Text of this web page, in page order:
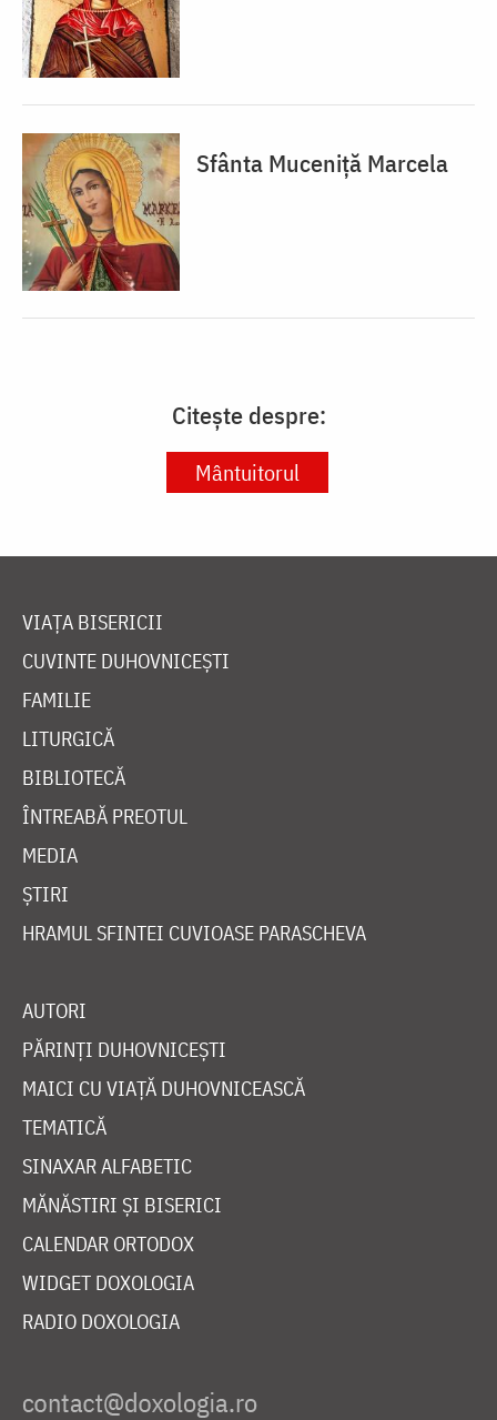
Sfânta Muceniță Marcela
Citește despre:
Mântuitorul
VIAȚA BISERICII
CUVINTE DUHOVNICEȘTI
FAMILIE
LITURGICĂ
BIBLIOTECĂ
ÎNTREABĂ PREOTUL
MEDIA
ȘTIRI
HRAMUL SFINTEI CUVIOASE PARASCHEVA
AUTORI
PĂRINȚI DUHOVNICEȘTI
MAICI CU VIAȚĂ DUHOVNICEASCĂ
TEMATICĂ
SINAXAR ALFABETIC
MĂNĂSTIRI ȘI BISERICI
CALENDAR ORTODOX
WIDGET DOXOLOGIA
RADIO DOXOLOGIA